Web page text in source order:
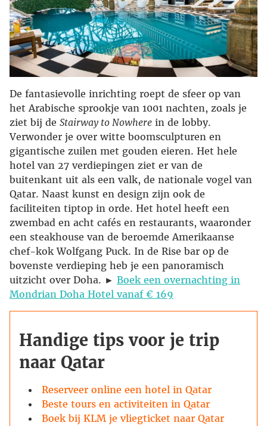
De fantasievolle inrichting roept de sfeer op van
het Arabische sprookje van 1001 nachten, zoals je
ziet bij de Stairway to Nowhere in de lobby.
Verwonder je over witte boomsculpturen en
gigantische zuilen met gouden eieren. Het hele
hotel van 27 verdiepingen ziet er van de
buitenkant uit als een valk, de nationale vogel van
Qatar. Naast kunst en design zijn ook de
faciliteiten tiptop in orde. Het hotel heeft een
zwembad en acht cafés en restaurants, waaronder
een steakhouse van de beroemde Amerikaanse
chef-kok Wolfgang Puck. In de Rise bar op de
bovenste verdieping heb je een panoramisch
uitzicht over Doha. ► Boek een overnachting in
Mondrian Doha Hotel vanaf € 169
Handige tips voor je trip
naar Qatar
Reserveer online een hotel in Qatar
Beste tours en activiteiten in Qatar
Boek bij KLM je vliegticket naar Qatar